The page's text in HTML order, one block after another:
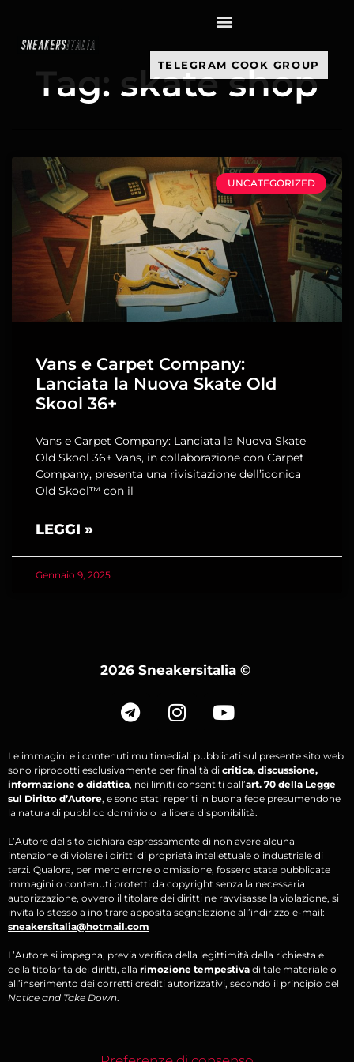
TELEGRAM COOK GROUP
Tag: skate shop
UNCATEGORIZED
Vans e Carpet Company:
Lanciata la Nuova Skate Old
Skool 36+
Vans e Carpet Company: Lanciata la Nuova Skate
Old Skool 36+ Vans, in collaborazione con Carpet
Company, presenta una rivisitazione dell’iconica
Old Skool™ con il
LEGGI »
Gennaio 9, 2025
2026 Sneakersitalia ©
Le immagini e i contenuti multimediali pubblicati sul presente sito web
sono riprodotti esclusivamente per finalità di critica, discussione,
informazione o didattica, nei limiti consentiti dall’art. 70 della Legge
sul Diritto d’Autore, e sono stati reperiti in buona fede presumendone
la natura di pubblico dominio o la libera disponibilità.
L’Autore del sito dichiara espressamente di non avere alcuna
intenzione di violare i diritti di proprietà intellettuale o industriale di
terzi. Qualora, per mero errore o omissione, fossero state pubblicate
immagini o contenuti protetti da copyright senza la necessaria
autorizzazione, ovvero il titolare dei diritti ne ravvisasse la violazione, si
invita lo stesso a inoltrare apposita segnalazione all’indirizzo e-mail:
sneakersitalia@hotmail.com
L’Autore si impegna, previa verifica della legittimità della richiesta e
della titolarità dei diritti, alla rimozione tempestiva di tale materiale o
all’inserimento dei corretti crediti autorizzativi, secondo il principio del
Notice and Take Down.